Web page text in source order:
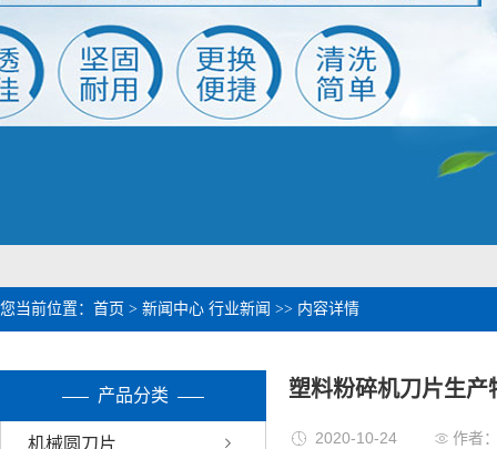
您当前位置： 首页 > 新闻中心 行业新闻 >> 内容详情
产品分类
机械圆刀片
塑料粉碎机刀片生产
2020-10-24 作者